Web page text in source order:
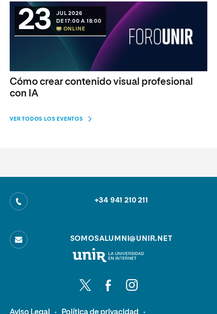
23
JUL 2026
DE 17:00 A 18:00
ONLINE
Cómo crear contenido visual profesional
con IA
VER TODOS LOS EVENTOS
+34 941 210 211
SOMOSALUMNI@UNIR.NET
Síguenos en Twitter
Síguenos en Facebook
Síguenos en Instagram